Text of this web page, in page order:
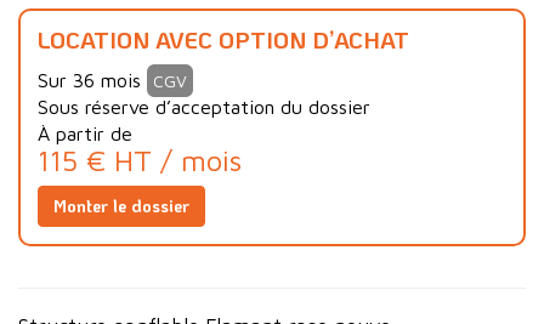
LOCATION AVEC OPTION D’ACHAT
Sur 36 mois CGV
Sous réserve d’acceptation du dossier
À partir de
115 € HT / mois
Monter le dossier